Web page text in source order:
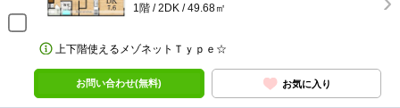
1階 / 2DK / 49.68㎡
上下階使えるメゾネットＴｙｐｅ☆
お問い合わせ(無料) お気に入り